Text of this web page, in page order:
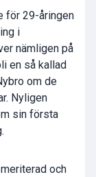
för 29-åringen
i
nämligen på
en så kallad
om de
Nyligen
sin första
och